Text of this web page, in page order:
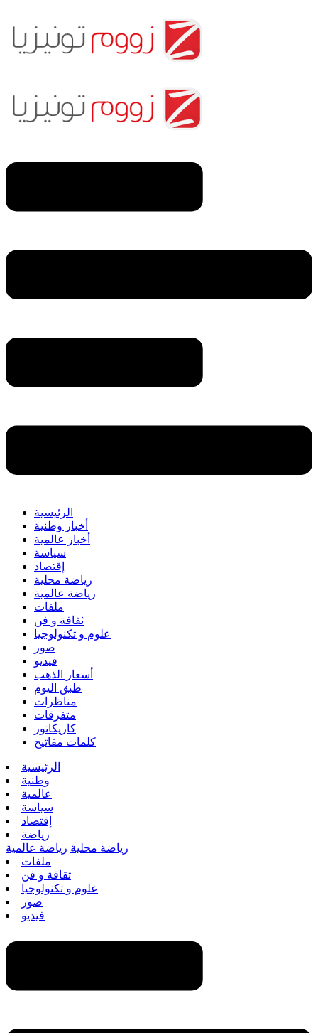
الرئيسية
أخبار وطنية
أخبار عالمية
سياسة
إقتصاد
رياضة محلية
رياضة عالمية
ملفات
ثقافة و فن
علوم و تكنولوجيا
صور
فيديو
أسعار الذهب
طبق اليوم
مناظرات
متفرقات
كاريكاتور
كلمات مفاتيح
الرئيسية
وطنية
عالمية
سياسة
إقتصاد
رياضة
رياضة محلية رياضة عالمية
ملفات
ثقافة و فن
علوم و تكنولوجيا
صور
فيديو